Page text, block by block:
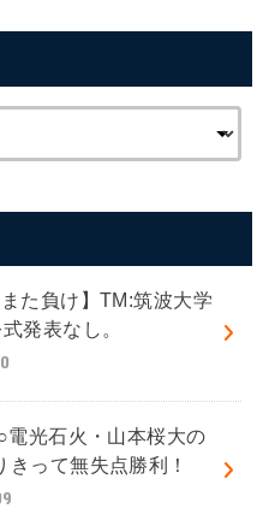
また負け】TM:筑波大学
発表なし。
電光石火・山本桜大の
きって無失点勝利！